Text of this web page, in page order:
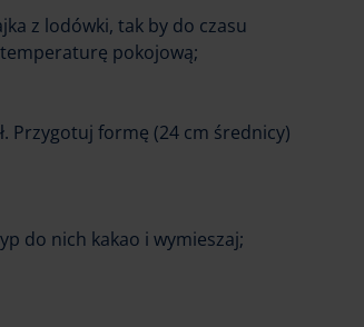
z lodówki, tak by do czasu
pokojową;
Przygotuj formę (24 cm średnicy)
do nich kakao i wymieszaj;